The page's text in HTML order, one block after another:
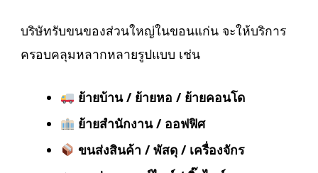
บริษัทรับขนของส่วนใหญ่ในขอนแก่น จะให้บริการ
ครอบคลุมหลากหลายรูปแบบ เช่น
ย้ายบ้าน / ย้ายหอ / ย้ายคอนโด
ย้ายสำนักงาน / ออฟฟิศ
ขนส่งสินค้า / พัสดุ / เครื่องจักร